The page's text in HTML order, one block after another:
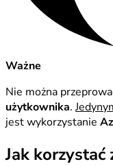
Ważne
Nie można
użytkownika.
jest wykorzystanie
Jak korzystać